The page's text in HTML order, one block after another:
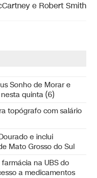
e Robert Smith
Sonho de Morar e
quinta (6)
topógrafo com salário
e inclui
Mato Grosso do Sul
na UBS do
a medicamentos